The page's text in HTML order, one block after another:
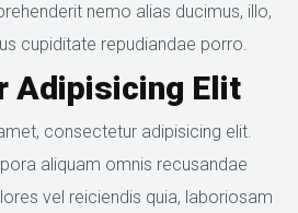
nemo alias ducimus, illo,
cupiditate repudiandae porro.
Adipisicing Elit
consectetur adipisicing elit.
aliquam omnis recusandae
vel reiciendis quia, laboriosam